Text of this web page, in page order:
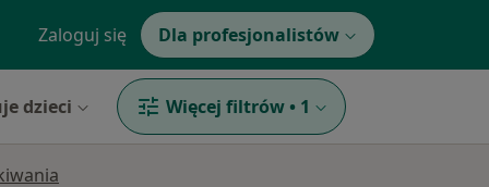
Zaloguj się Dla profesjonalistów
dzieci Więcej filtrów • 1